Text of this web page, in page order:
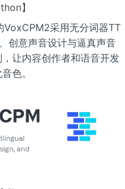
】
VoxCPM2采用无分词器TT
创意声音设计与逼真声音
让内容创作者和语音开发
色。